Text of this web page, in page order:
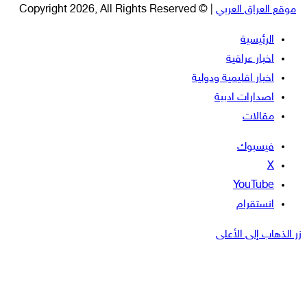
موقع العراق العربي | © Copyright 2026, All Rights Reserved
الرئيسية
اخبار عراقية
اخبار اقليمية ودولية
اصدارات ادبية
مقالات
فيسبوك
‫X
‫YouTube
انستقرام
زر الذهاب إلى الأعلى